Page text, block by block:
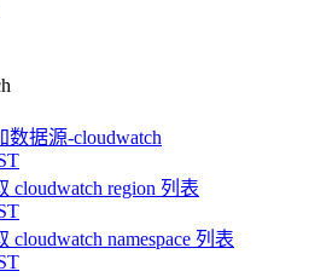
数据源-cloudwatch
cloudwatch region 列表
cloudwatch namespace 列表